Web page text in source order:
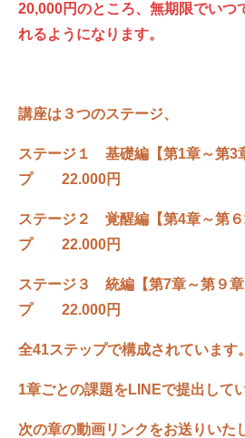
20,000円のところ、無期限でいつ
れるようになります。
講座は３つのステージ、
ステージ１ 基礎編【第1章～第
プ 22.000円
ステージ２ 覚醒編【第4章～第６
プ 22.000円
ステージ３ 統編【第7章～第９
プ 22.000円
全41ステップで構成されています。
1章ごとの課題をLINEで提出して
次の章の動画リンクをお送りいた